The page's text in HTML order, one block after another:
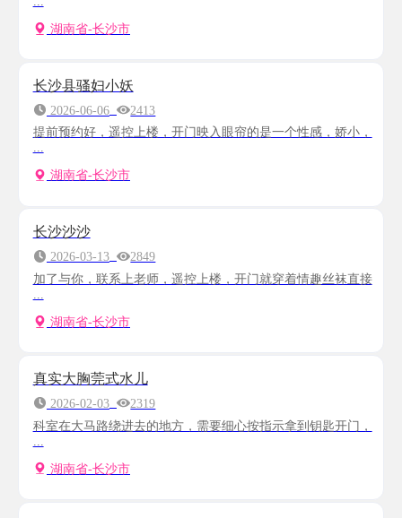
湖南省-长沙市
长沙县骚妇小妖
2026-06-06
2413
提前预约好，遥控上楼，开门映入眼帘的是一个性感，娇小，
...
湖南省-长沙市
长沙沙沙
2026-03-13
2849
加了与你，联系上老师，遥控上楼，开门就穿着情趣丝袜直接
...
湖南省-长沙市
真实大胸莞式水儿
2026-02-03
2319
科室在大马路绕进去的地方，需要细心按指示拿到钥匙开门，
湖南省-长沙市